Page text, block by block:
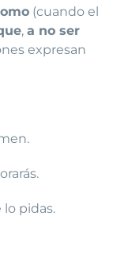
(cuando el
, a no ser
expresan
lo pidas.